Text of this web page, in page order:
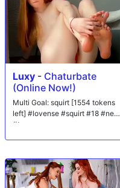
Luxy - Chaturbate
(Online Now!)
Multi Goal: squirt [1554 tokens
left] #lovense #squirt #18 #new
#teen